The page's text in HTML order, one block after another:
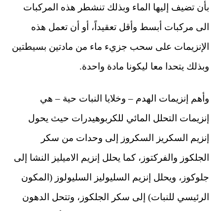
بأن تضيف إليها الماء وبذلك تنشطر هذه المركبات
الى مركبات أبسط وأقل تعقيداً، أو أن تعمل هذه
الإنزيمات على سحب جزيء ماء من مادتين بسيطتين
وبذلك يتحدا معا ليكونا مادة واحدة.
وأهم إنزيمات الهدم – وخلايا النبات حية – هي
إنزيمات التحلل المائي للكربوهيدرات حيث يحول
إنزيم السكريز السكروز إلى وحدات من سكر
الجلكوز والفركتوز، كما يحلل إنزيم الاميليز النشا إلى
جلوكوز، ويحلل إنزيم السليوليز السليولوز (المكون
الرئيسي للنبات) إلى سكر الجلكوز، وتتحل الدهون